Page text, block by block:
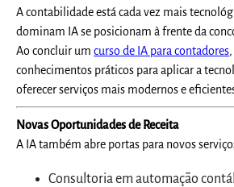
A contabilidade está cada vez mais
dominam IA se posicionam à frente da
Ao concluir umcurso de IA para contadores
conhecimentos práticos para aplicar a
oferecer serviços mais modernos e
Novas Oportunidades de Receita
A IA também abre portas para novos
Consultoria em automação